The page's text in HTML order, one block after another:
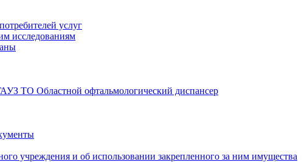
услуг
исследованиям
ТО Областной офтальмологический диспансер
учреждения и об использовании закрепленного за ним имущества